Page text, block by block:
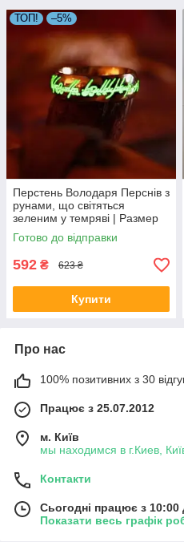
ТОП! –5%
Перстень Володаря Перснів з
рунами, що світяться
зеленим у темряві | Размер
10, Ø20 мм
Готово до відправки
592 ₴ 623 ₴
Купити
Про нас
100% позитивних з 30
Працює з 25.07.2012
м. Київ
мы находимся в г.Киев,
Контакти
Сьогодні працює з 10:00
Показати весь графік